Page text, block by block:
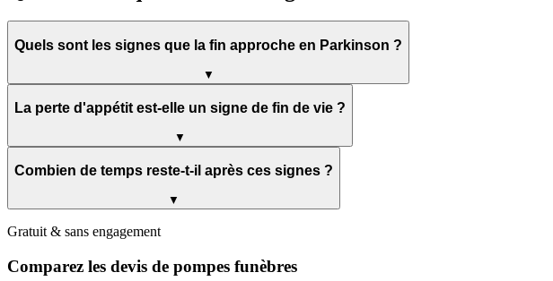
Quels sont les signes que la fin approche en Parkinson ?
▼
La perte d'appétit est-elle un signe de fin de vie ?
▼
Combien de temps reste-t-il après ces signes ?
▼
Gratuit & sans engagement
Comparez les devis de pompes funèbres